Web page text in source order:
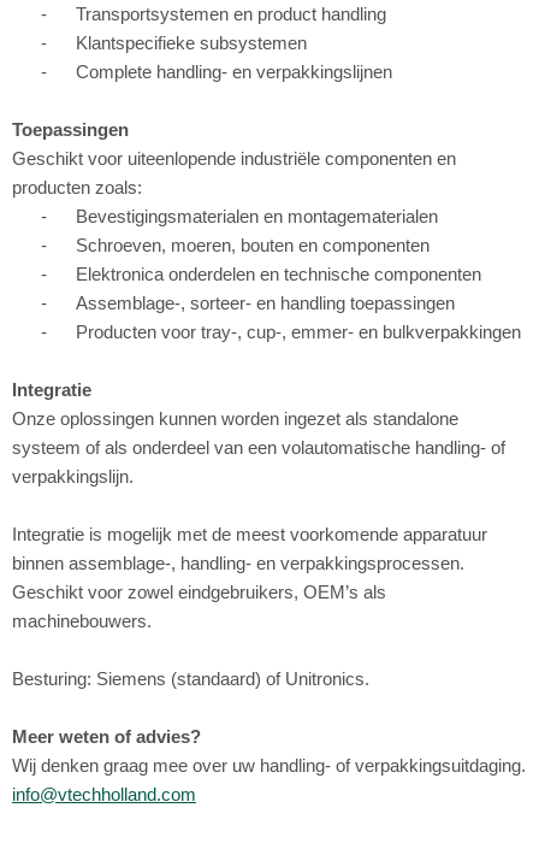
- Transportsystemen en product handling
- Klantspecifieke subsystemen
- Complete handling- en verpakkingslijnen
Toepassingen
Geschikt voor uiteenlopende industriële componenten en
producten zoals:
- Bevestigingsmaterialen en montagematerialen
- Schroeven, moeren, bouten en componenten
- Elektronica onderdelen en technische componenten
- Assemblage-, sorteer- en handling toepassingen
- Producten voor tray-, cup-, emmer- en bulkverpakkingen
Integratie
Onze oplossingen kunnen worden ingezet als standalone
systeem of als onderdeel van een volautomatische handling- of
verpakkingslijn.
Integratie is mogelijk met de meest voorkomende apparatuur
binnen assemblage-, handling- en verpakkingsprocessen.
Geschikt voor zowel eindgebruikers, OEM’s als
machinebouwers.
Besturing: Siemens (standaard) of Unitronics.
Meer weten of advies?
Wij denken graag mee over uw handling- of verpakkingsuitdaging.
info@vtechholland.com